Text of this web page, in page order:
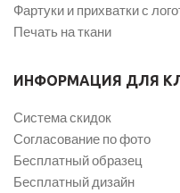
Фартуки и прихватки с
Печать на ткани
ИНФОРМАЦИЯ ДЛЯ
Система скидок
Согласование по фото
Бесплатный образец
Бесплатный дизайн